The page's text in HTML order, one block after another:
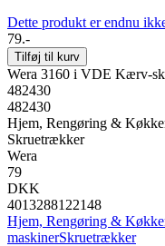
Dette produkt er endnu
79.-
Tilføj til kurv
Wera 3160 i VDE Kærv-
482430
482430
Hjem, Rengøring &
Skruetrækker
Wera
79
DKK
4013288122148
Hjem, Rengøring &
maskinerSkruetrækker